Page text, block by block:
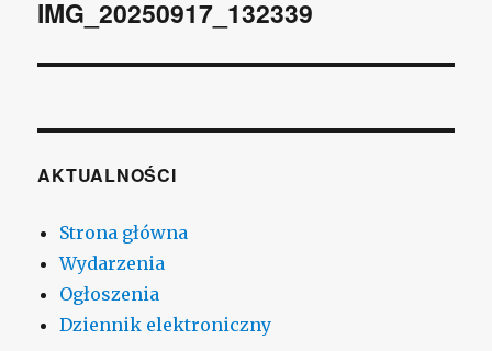
IMG_20250917_132339
AKTUALNOŚCI
Strona główna
Wydarzenia
Ogłoszenia
Dziennik elektroniczny